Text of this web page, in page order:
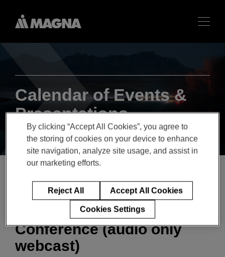
Enter
search
terms
Calendar of Events &
Presentations
Magna at Wolfe Research
Autos & Mobility
Conference (audio only
webcast)
By clicking “Accept All Cookies”, you agree to
the storing of cookies on your device to enhance
site navigation, analyze site usage, and assist in
our marketing efforts.
Reject All Accept All Cookies
Cookies Settings